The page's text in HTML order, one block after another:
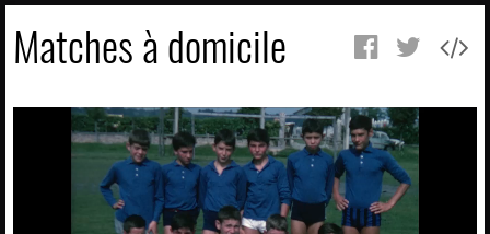
Matches à domicile